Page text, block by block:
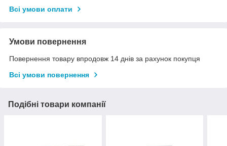
Всі умови оплати
Умови повернення
Повернення товару впродовж 14 днів за рахунок покупця
Всі умови повернення
Подібні товари компанії